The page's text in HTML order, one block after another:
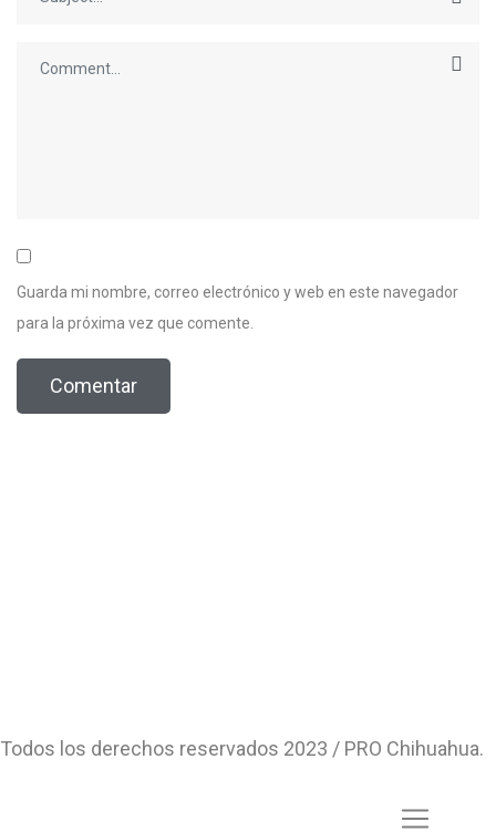
Guarda mi nombre, correo electrónico y web en este navegador
para la próxima vez que comente.
Todos los derechos reservados 2023 / PRO Chihuahua.